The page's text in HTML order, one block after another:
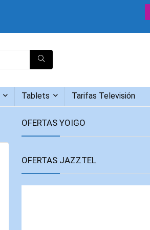
Tablets Tarifas Televisión
OFERTAS YOIGO
OFERTAS JAZZTEL